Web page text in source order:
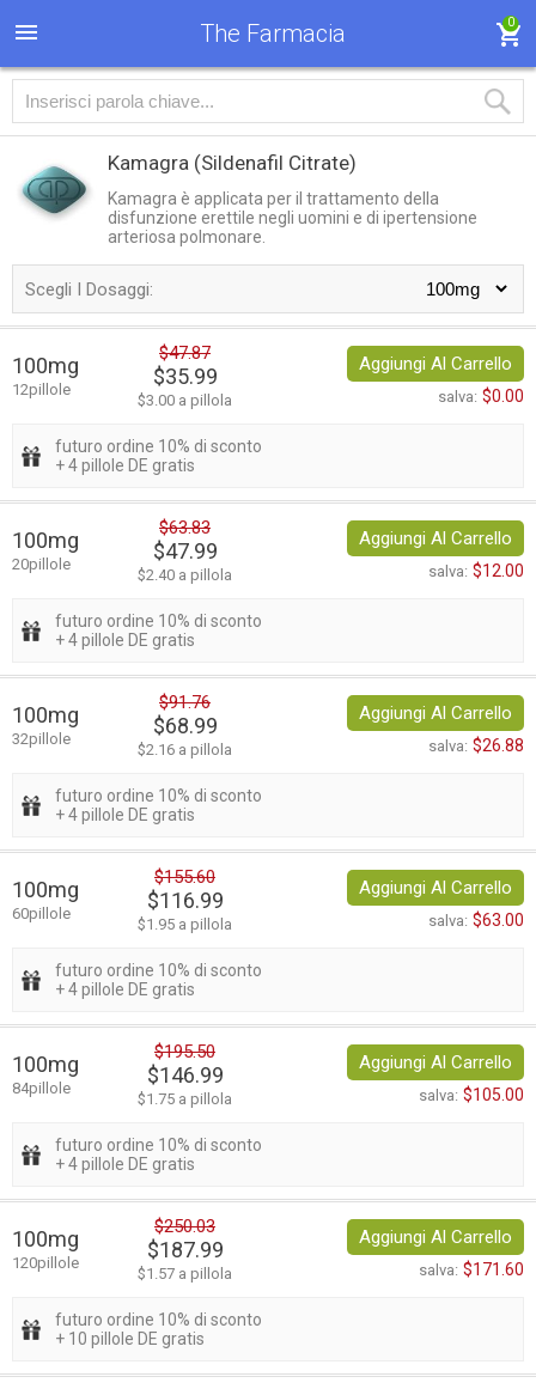
The Farmacia 0
Kamagra (Sildenafil Citrate)
Kamagra è applicata per il trattamento della
disfunzione erettile negli uomini e di ipertensione
arteriosa polmonare.
Scegli I Dosaggi:
100mg
12pillole
$47.87
$35.99
$3.00 a pillola
Aggiungi Al Carrello
salva: $0.00
futuro ordine 10% di sconto
+ 4 pillole DE gratis
100mg
20pillole
$63.83
$47.99
$2.40 a pillola
Aggiungi Al Carrello
salva: $12.00
futuro ordine 10% di sconto
+ 4 pillole DE gratis
100mg
32pillole
$91.76
$68.99
$2.16 a pillola
Aggiungi Al Carrello
salva: $26.88
futuro ordine 10% di sconto
+ 4 pillole DE gratis
100mg
60pillole
$155.60
$116.99
$1.95 a pillola
Aggiungi Al Carrello
salva: $63.00
futuro ordine 10% di sconto
+ 4 pillole DE gratis
100mg
84pillole
$195.50
$146.99
$1.75 a pillola
Aggiungi Al Carrello
salva: $105.00
futuro ordine 10% di sconto
+ 4 pillole DE gratis
100mg
120pillole
$250.03
$187.99
$1.57 a pillola
Aggiungi Al Carrello
salva: $171.60
futuro ordine 10% di sconto
+ 10 pillole DE gratis